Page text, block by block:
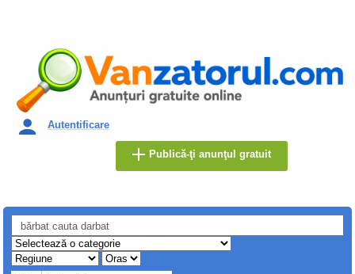
Autentificare
Publică-ţi anunţul gratuit